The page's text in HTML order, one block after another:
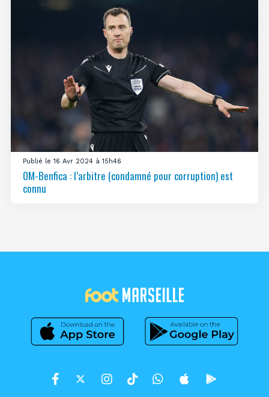
Publié le 16 Avr 2024 à 15h46
OM-Benfica : l’arbitre (condamné pour corruption) est
connu